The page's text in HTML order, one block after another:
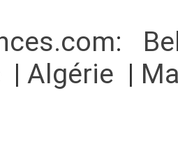
:
| Algérie |